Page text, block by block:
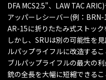
DFA MCS2.5"、LAW TAC
アッパーレシーバー(例：BRN-
AR-15に折りたたみ式ストック
しかし、SRUは別の可能性を
ルパップライフルに改造するこ
ブルパップライフルの最大の
銃の全長を大幅に短縮できる